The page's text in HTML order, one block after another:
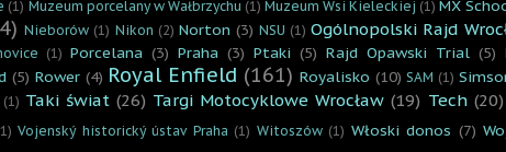
(1) Muzeum porcelany w Wałbrzychu (1) Muzeum Wsi Kieleckiej (1) MX
Nieborów (1) Nikon (2) Norton (3) NSU (1) Ogólnopolski Rajd
(1) Porcelana (3) Praha (3) Ptaki (5) Rajd Opawski Trial (5)
(5) Rower (4) Royal Enfield (161) Royalisko (10) SAM (1)
(1) Taki świat (26) Targi Motocyklowe Wrocław (19) Tech (20)
Vojenský historický ústav Praha (1) Witoszów (1) Włoski donos (7)